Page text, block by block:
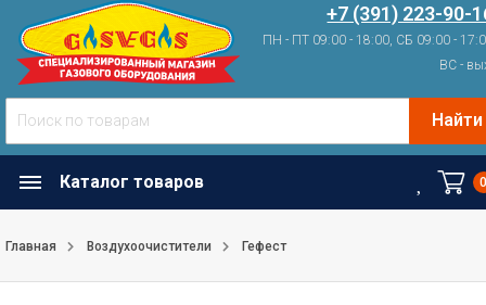
+7 (391) 223-90-
ПН - ПТ 09:00 - 18:00, СБ 09:00 -
ВС -
Найти
Каталог товаров
Главная Воздухоочистители Гефест